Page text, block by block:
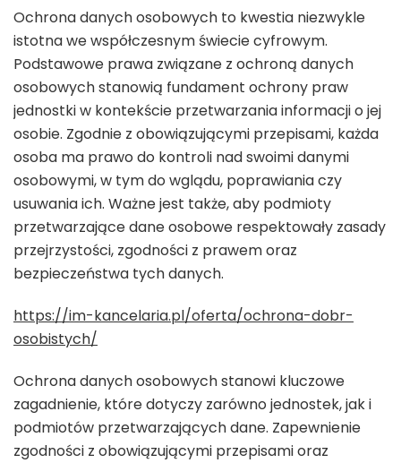
Ochrona danych osobowych to kwestia niezwykle
istotna we współczesnym świecie cyfrowym.
Podstawowe prawa związane z ochroną danych
osobowych stanowią fundament ochrony praw
jednostki w kontekście przetwarzania informacji o jej
osobie. Zgodnie z obowiązującymi przepisami, każda
osoba ma prawo do kontroli nad swoimi danymi
osobowymi, w tym do wglądu, poprawiania czy
usuwania ich. Ważne jest także, aby podmioty
przetwarzające dane osobowe respektowały zasady
przejrzystości, zgodności z prawem oraz
bezpieczeństwa tych danych.
https://im-kancelaria.pl/oferta/ochrona-dobr-
osobistych/
Ochrona danych osobowych stanowi kluczowe
zagadnienie, które dotyczy zarówno jednostek, jak i
podmiotów przetwarzających dane. Zapewnienie
zgodności z obowiązującymi przepisami oraz